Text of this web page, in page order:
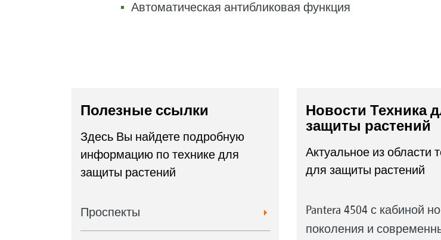
Автоматическая антибликовая функция
Полезные ссылки
Здесь Вы найдете подробную
информацию по технике для
защиты растений
Проспекты
Новости Техника
защиты растений
Актуальное из области
для защиты растений
Pantera 4504 с кабиной
поколения и